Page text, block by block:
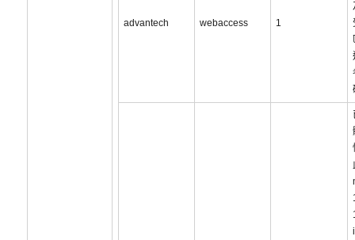
advantech webaccess 1